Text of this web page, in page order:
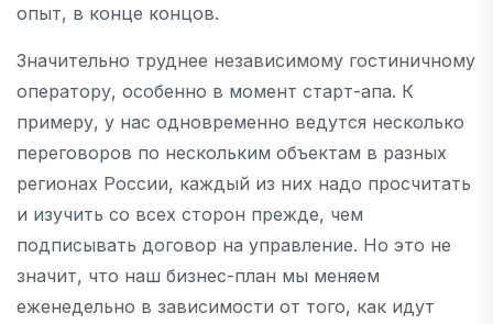
опыт, в конце концов.
Значительно труднее независимому гостиничному
оператору, особенно в момент старт-апа. К
примеру, у нас одновременно ведутся несколько
переговоров по нескольким объектам в разных
регионах России, каждый из них надо просчитать
и изучить со всех сторон прежде, чем
подписывать договор на управление. Но это не
значит, что наш бизнес-план мы меняем
еженедельно в зависимости от того, как идут